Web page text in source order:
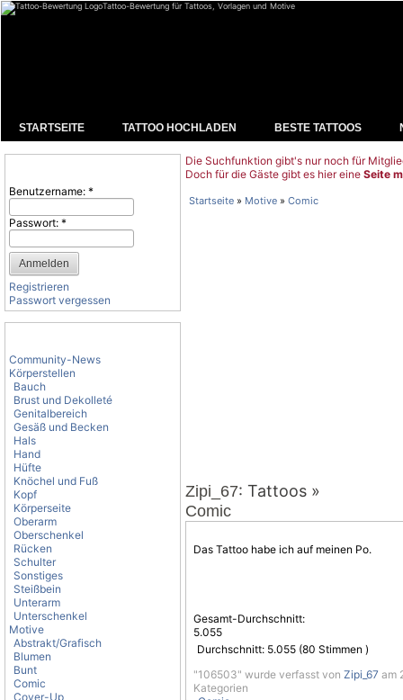
Tattoo-Bewertung für Tattoos, Vorlagen und Motive
STARTSEITE TATTOO HOCHLADEN BESTE TATTOOS
Benutzername: *
Passwort: *
Registrieren
Passwort vergessen
Community-News
Körperstellen
Bauch
Brust und Dekolleté
Genitalbereich
Gesäß und Becken
Hals
Hand
Hüfte
Knöchel und Fuß
Kopf
Körperseite
Oberarm
Oberschenkel
Rücken
Schulter
Sonstiges
Steißbein
Unterarm
Unterschenkel
Motive
Abstrakt/Grafisch
Blumen
Bunt
Comic
Cover-Up
Die Suchfunktion gibt's nur noch für
Doch für die Gäste gibt es hier eine Seite
Startseite » Motive » Comic
Zipi_67: Tattoos »
Comic
Das Tattoo habe ich auf meinen Po.
Gesamt-Durchschnitt:
5.055
Durchschnitt: 5.055 (80 Stimmen )
"106503" wurde verfasst von Zipi_67 am
Kategorien